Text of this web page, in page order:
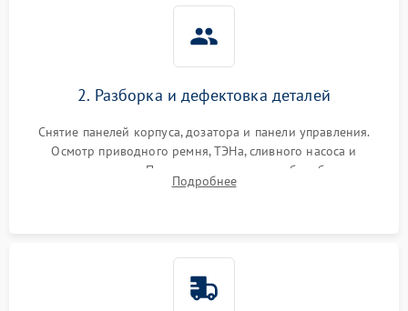
2. Разборка и дефектовка деталей
Снятие панелей корпуса, дозатора и панели управления.
Осмотр приводного ремня, ТЭНа, сливного насоса и
амортизаторов. Проверка подшипников барабана и
крестовины на износ, а манжеты люка на разрывы.
Подробнее